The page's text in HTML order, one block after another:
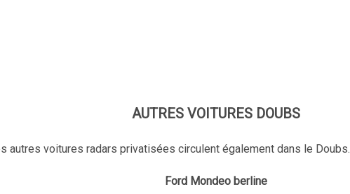
AUTRES VOITURES DOUBS
autres voitures radars privatisées circulent également dans le Doubs.
Ford Mondeo berline